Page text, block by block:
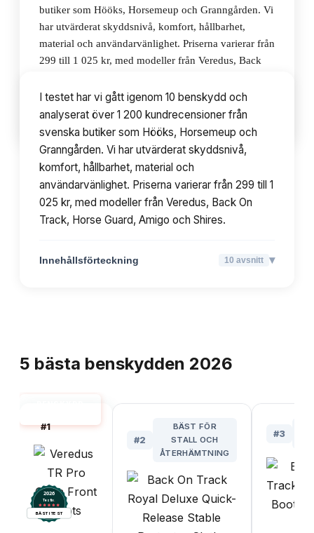
butiker som Hööks, Horsemeup och Granngården. Vi
har utvärderat skyddsnivå, komfort, hållbarhet,
material och användarvänlighet. Priserna varierar från
299 till 1 025 kr, med modeller från Veredus, Back
Innehållsförteckning 10avsnitt
I testet har vi gått igenom 10 benskydd och
analyserat över 1 200 kundrecensioner från
svenska butiker som Hööks, Horsemeup och
Granngården. Vi har utvärderat skyddsnivå,
komfort, hållbarhet, material och
användarvänlighet. Priserna varierar från 299 till 1
025 kr, med modeller från Veredus, Back On
Track, Horse Guard, Amigo och Shires.
Innehållsförteckning 10 avsnitt ▾
5 bästa benskydden 2026
#1
2026
Testix.
BÄST I TEST
#2
BÄST FÖR
STALL OCH
ÅTERHÄMTNING
#3